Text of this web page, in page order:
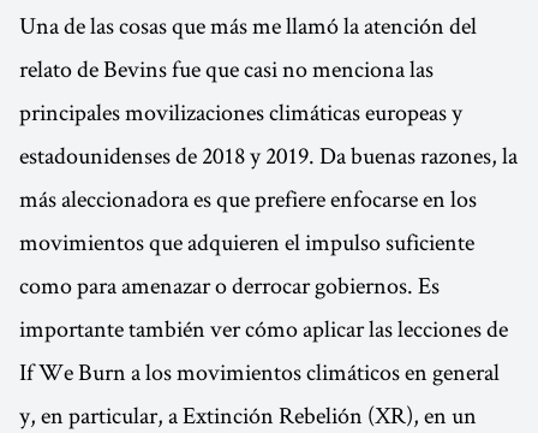
Una de las cosas que más me llamó la atención del
relato de Bevins fue que casi no menciona las
principales movilizaciones climáticas europeas y
estadounidenses de 2018 y 2019. Da buenas razones, la
más aleccionadora es que prefiere enfocarse en los
movimientos que adquieren el impulso suficiente
como para amenazar o derrocar gobiernos. Es
importante también ver cómo aplicar las lecciones de
If We Burn a los movimientos climáticos en general
y, en particular, a Extinción Rebelión (XR), en un